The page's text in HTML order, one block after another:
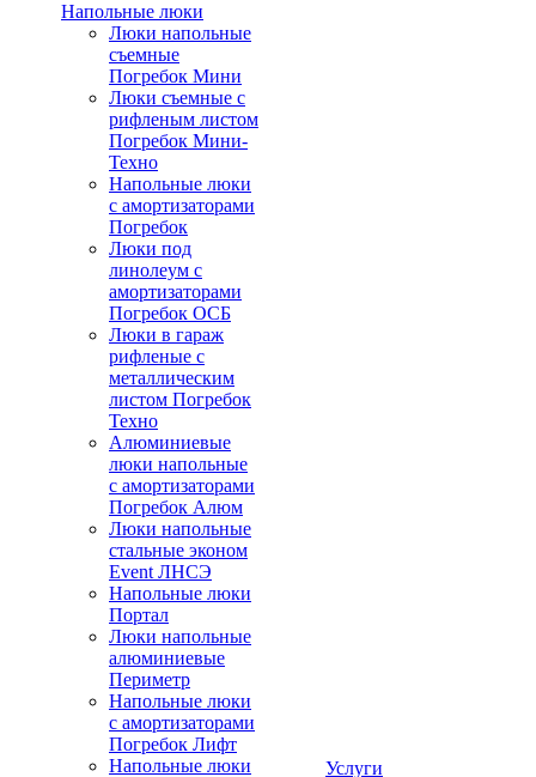
Напольные люки
Люки напольные
съемные
Погребок Мини
Люки съемные с
рифленым листом
Погребок Мини-
Техно
Напольные люки
с амортизаторами
Погребок
Люки под
линолеум с
амортизаторами
Погребок ОСБ
Люки в гараж
рифленые с
металлическим
листом Погребок
Техно
Алюминиевые
люки напольные
с амортизаторами
Погребок Алюм
Люки напольные
стальные эконом
Event ЛНСЭ
Напольные люки
Портал
Люки напольные
алюминиевые
Периметр
Напольные люки
с амортизаторами
Погребок Лифт
Напольные люки
Услуги